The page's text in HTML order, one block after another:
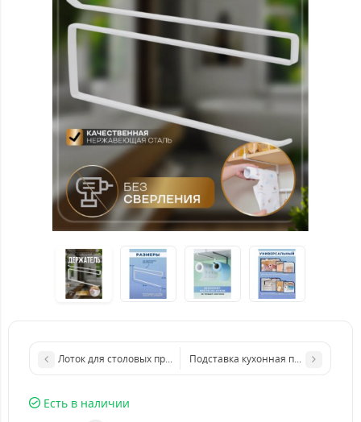
Лоток для столовых приборов раздвижнойПодставка кухонная под крышки и
Есть в наличии